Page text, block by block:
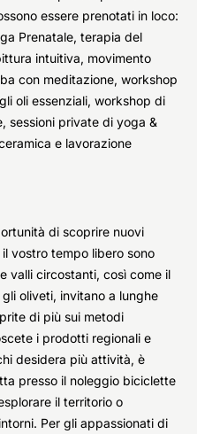
essere prenotati in loco:
Prenatale, terapia del
intuitiva, movimento
con meditazione, workshop
oli essenziali, workshop di
sessioni private di yoga &
e lavorazione
di scoprire nuovi
vostro tempo libero sono
valli circostanti, così come il
oliveti, invitano a lunghe
di più sui metodi
i prodotti regionali e
desidera più attività, è
presso il noleggio biciclette
il territorio o
Per gli appassionati di